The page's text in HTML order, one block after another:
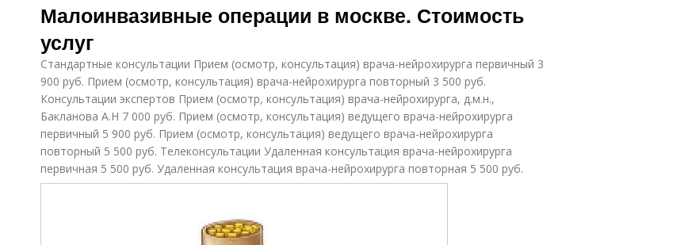
матке
трубах
яичниках
Малоинвазивные операции в москве. Стоимость
услуг
Стандартные консультации Прием (осмотр, консультация) врача-нейрохирурга первичный 3
900 руб. Прием (осмотр, консультация) врача-нейрохирурга повторный 3 500 руб.
Консультации экспертов Прием (осмотр, консультация) врача-нейрохирурга, д.м.н.,
Бакланова А.Н 7 000 руб. Прием (осмотр, консультация) ведущего врача-нейрохирурга
первичный 5 900 руб. Прием (осмотр, консультация) ведущего врача-нейрохирурга
повторный 5 500 руб. Телеконсультации Удаленная консультация врача-нейрохирурга
первичная 5 500 руб. Удаленная консультация врача-нейрохирурга повторная 5 500 руб.